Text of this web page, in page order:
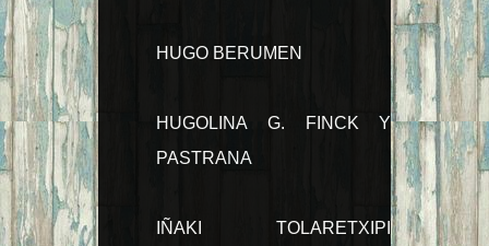
HUGO BERUMEN
HUGOLINA G. FINCK Y
PASTRANA
IÑAKI TOLARETXIPI